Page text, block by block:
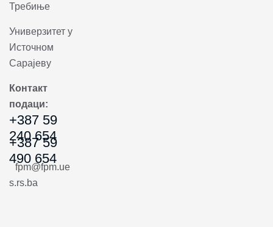
Требиње
Универзитет у
Источном
Сарајеву
Контакт
подаци:
+387 59
240 654
+387 59
490 654
fpm@fpm.ue
s.rs.ba